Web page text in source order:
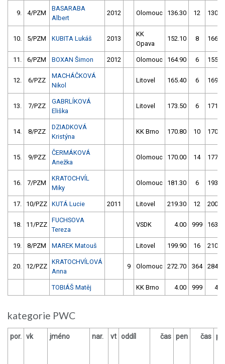
9. 4/PZM
BASARABA
Albert
2012 Olomouc 136.30 12
10. 5/PZM KUBITA Lukáš 2013
KK
Opava
152.10 8
11. 6/PZM BOXAN Šimon 2012 Olomouc 164.90 6
12. 6/PZZ
MACHÁČKOVÁ
Nikol
Litovel 165.40 6
13. 7/PZZ
GABRLÍKOVÁ
Eliška
Litovel 173.50 6
14. 8/PZZ
DZIADKOVÁ
Kristýna
KK Brno 170.80 10
15. 9/PZZ
ČERMÁKOVÁ
Anežka
Olomouc 170.00 14
16. 7/PZM
KRATOCHVÍL
Miky
Olomouc 181.30 6
17. 10/PZZ KUTÁ Lucie 2011 Litovel 219.30 12
18. 11/PZZ
FUCHSOVA
Tereza
VSDK 4.00 999
19. 8/PZM MAREK Matouš Litovel 199.90 16
20. 12/PZZ
KRATOCHVÍLOVÁ
Anna
9 Olomouc 272.70 364
TOBIÁŠ Matěj KK Brno 4.00 999
kategorie PWC
por. vk jméno nar. vt oddíl čas pen čas